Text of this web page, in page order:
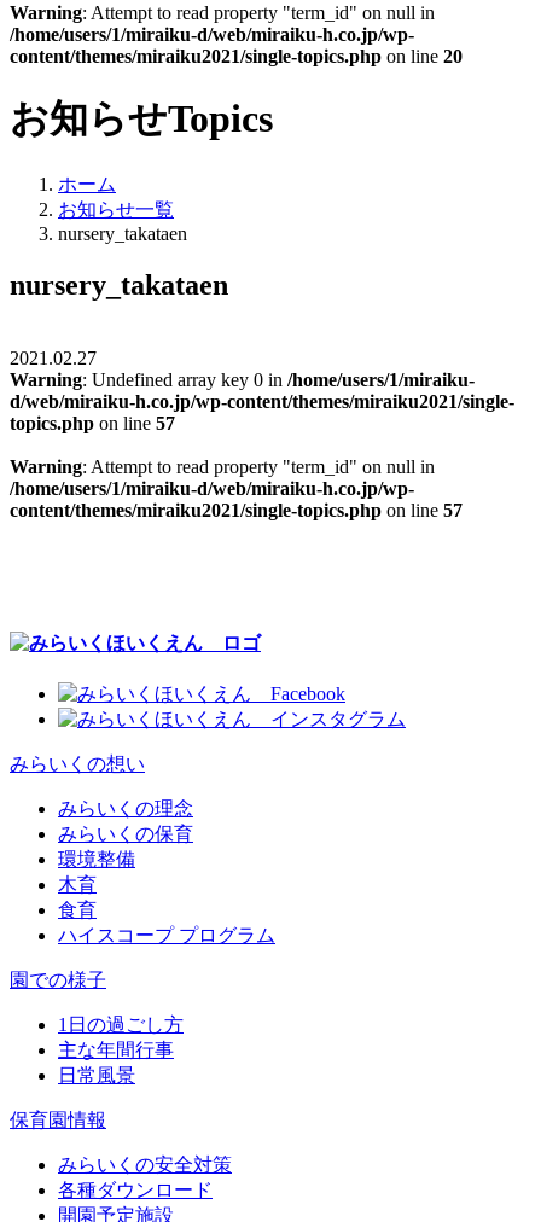
Warning: Attempt to read property "term_id" on null in
/home/users/1/miraiku-d/web/miraiku-h.co.jp/wp-
content/themes/miraiku2021/single-topics.php on line 20
お知らせTopics
ホーム
お知らせ一覧
nursery_takataen
nursery_takataen
2021.02.27
Warning: Undefined array key 0 in /home/users/1/miraiku-
d/web/miraiku-h.co.jp/wp-content/themes/miraiku2021/single-
topics.php on line 57
Warning: Attempt to read property "term_id" on null in
/home/users/1/miraiku-d/web/miraiku-h.co.jp/wp-
content/themes/miraiku2021/single-topics.php on line 57
みらいくの想い
みらいくの理念
みらいくの保育
環境整備
木育
食育
ハイスコープ プログラム
園での様子
1日の過ごし方
主な年間行事
日常風景
保育園情報
みらいくの安全対策
各種ダウンロード
開園予定施設